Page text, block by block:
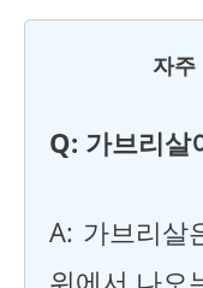
자주
Q: 가브리살
A: 가브리살